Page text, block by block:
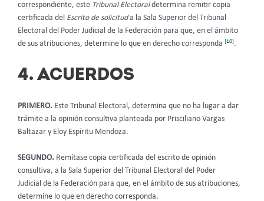
correspondiente, este Tribunal Electoraldetermina remitir copia
certificada del Escrito de solicituda la Sala Superior del Tribunal
Electoral del Poder Judicial de la Federación para que, en el ámbito
de sus atribuciones, determine lo que en derecho corresponda [10].
4. ACUERDOS
PRIMERO. Este Tribunal Electoral, determina que no ha lugar a dar
trámite a la opinión consultiva planteada por Prisciliano Vargas
Baltazar y Eloy Espíritu Mendoza.
SEGUNDO. Remítase copia certificada del escrito de opinión
consultiva, a la Sala Superior del Tribunal Electoral del Poder
Judicial de la Federación para que, en el ámbito de sus atribuciones,
determine lo que en derecho corresponda.